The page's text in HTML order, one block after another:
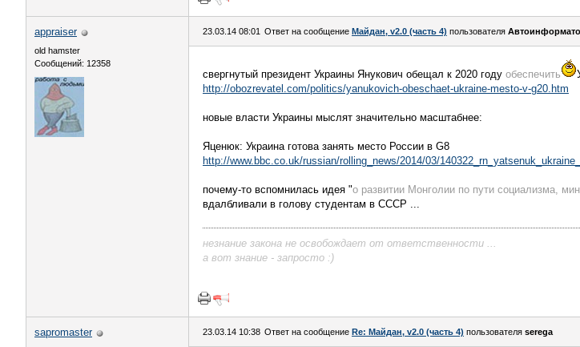
appraiser
old hamster
Сообщений: 12358
23.03.14 08:01 Ответ на сообщение Майдан, v2.0 (часть 4) пользователя
свергнутый президент Украины Янукович обещал к 2020 году обеспечить
http://obozrevatel.com/politics/yanukovich-obeschaet-ukraine-mesto-v-g20.htm
новые власти Украины мыслят значительно масштабнее:
Яценюк: Украина готова занять место России в G8
http://www.bbc.co.uk/russian/rolling_news/2014/03/
почему-то вспомнилась идея "о развитии Монголии по пути социализма,
вдалбливали в голову студентам в СССР ...
незнание закона не освобождает от ответственности ...
а вот знание - запросто :)
sapromaster 23.03.14 10:38 Ответ на сообщение Re: Майдан, v2.0 (часть 4) пользователя serega